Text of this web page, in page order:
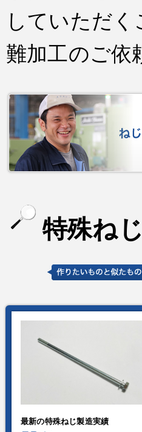
していただ
難加工のご依
特殊ね
最新の特殊ねじ製造実績